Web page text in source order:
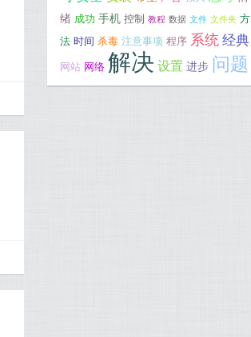
绪 成功 手机 控制 教程 数据 文件 文件夹 方
法 时间 杀毒 注意事项 程序 系统 经典
网站 网络 解决 设置 进步 问题